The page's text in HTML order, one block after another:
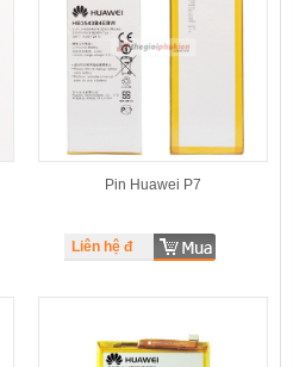
Pin Huawei P7
Liên hệ đ